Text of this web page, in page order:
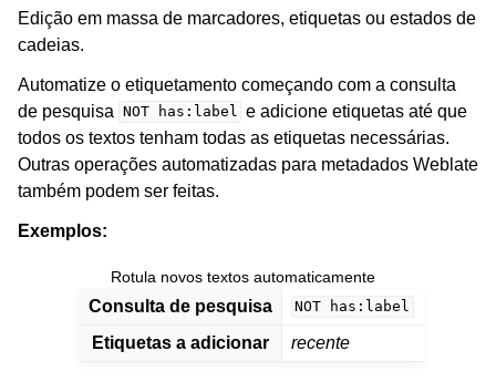
Edição em massa de marcadores, etiquetas ou estados de
cadeias.
Automatize o etiquetamento começando com a consulta
de pesquisa NOT has:label e adicione etiquetas até que
todos os textos tenham todas as etiquetas necessárias.
Outras operações automatizadas para metadados Weblate
também podem ser feitas.
Exemplos:
Rotula novos textos automaticamente
Consulta de pesquisa NOT has:label
Etiquetas a adicionar recente